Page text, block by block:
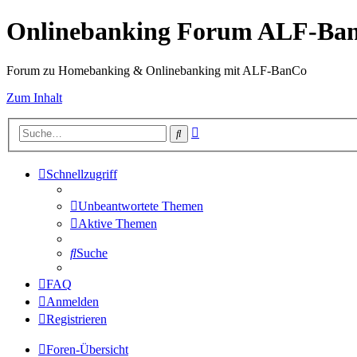
Onlinebanking Forum ALF-
Forum zu Homebanking & Onlinebanking mit ALF-BanCo
Zum Inhalt
Suche
Schnellzugriff
Unbeantwortete Themen
Aktive Themen
Suche
FAQ
Anmelden
Registrieren
Foren-Übersicht